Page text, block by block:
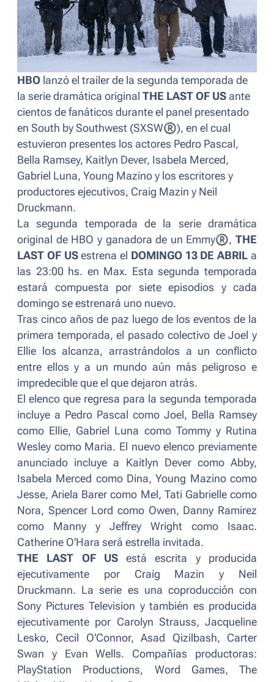
HBO lanzó el trailer de la segunda temporada de
la serie dramática original THE LAST OF US ante
cientos de fanáticos durante el panel presentado
en South by Southwest (SXSW®), en el cual
estuvieron presentes los actores Pedro Pascal,
Bella Ramsey, Kaitlyn Dever, Isabela Merced,
Gabriel Luna, Young Mazino y los escritores y
productores ejecutivos, Craig Mazin y Neil
Druckmann.
La segunda temporada de la serie dramática
original de HBO y ganadora de un Emmy®, THE
LAST OF USestrena el DOMINGO 13 DE ABRIL a
las 23:00 hs. en Max. Esta segunda temporada
estará compuesta por siete episodios y cada
domingo se estrenará uno nuevo.
Tras cinco años de paz luego de los eventos de la
primera temporada, el pasado colectivo de Joel y
Ellie los alcanza, arrastrándolos a un conflicto
entre ellos y a un mundo aún más peligroso e
impredecible que el que dejaron atrás.
El elenco que regresa para la segunda temporada
incluye a Pedro Pascal como Joel, Bella Ramsey
como Ellie, Gabriel Luna como Tommy y Rutina
Wesley como Maria. El nuevo elenco previamente
anunciado incluye a Kaitlyn Dever como Abby,
Isabela Merced como Dina, Young Mazino como
Jesse, Ariela Barer como Mel, Tati Gabrielle como
Nora, Spencer Lord como Owen, Danny Ramirez
como Manny y Jeffrey Wright como Isaac.
Catherine O'Hara será estrella invitada.
THE LAST OF USestá escrita y producida
ejecutivamente por Craig Mazin y Neil
Druckmann. La serie es una coproducción con
Sony Pictures Television y también es producida
ejecutivamente por Carolyn Strauss, Jacqueline
Lesko, Cecil O'Connor, Asad Qizilbash, Carter
Swan y Evan Wells. Compañías productoras:
PlayStation Productions, Word Games, The